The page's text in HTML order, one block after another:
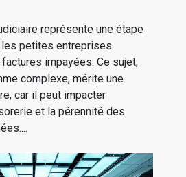
représente une étape
petites entreprises
impayées. Ce sujet,
complexe, mérite une
car il peut impacter
et la pérennité des